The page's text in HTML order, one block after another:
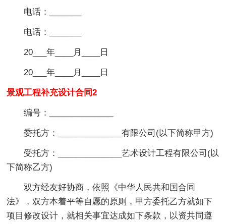
电话：_______
电话：_______
20___年____月____日
20___年____月____日
景观工程补充设计合同2
编号：______________
委托方：______________有限公司(以下简称甲方)
受托方：______________艺术设计工程有限公司(以
下简称乙方)
双方经友好协商，依照《中华人民共和国合同
法》，双方本着平等自愿的原则，甲方委托乙方就如下
项目修改设计，就相关事宜达成如下条款，以资共同遵